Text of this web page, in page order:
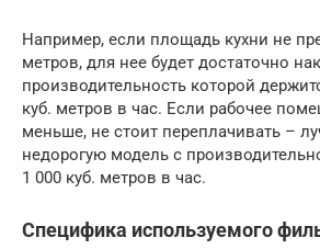
Например, если площадь кухни не
метров, для нее будет достаточно
производительность которой
куб. метров в час. Если рабочее
меньше, не стоит переплачивать –
недорогую модель с
1 000 куб. метров в час.
Специфика используемого